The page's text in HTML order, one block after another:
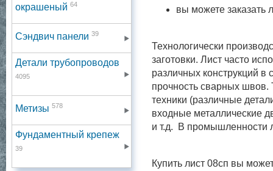
окрашеный 64
Сэндвич панели 39
Детали трубопроводов
4095
Метизы 578
Фундаментный крепеж
39
вы можете заказать
Технологически
заготовки. Лист часто
различных конструкций в
прочность сварных швов.
техники (различные
входные металлические
и т.д. В промышленности
Купить лист 08сп вы